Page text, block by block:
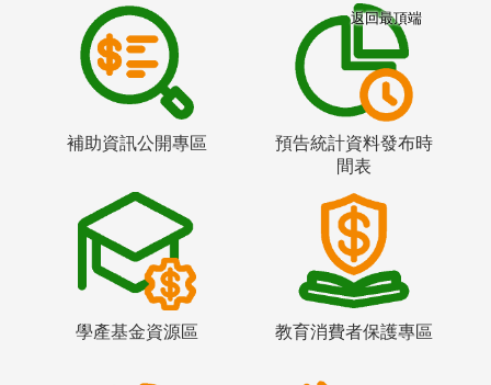
補助資訊公開專區
預告統計資料發布時
間表
學產基金資源區 教育消費者保護專區
返回最頂端